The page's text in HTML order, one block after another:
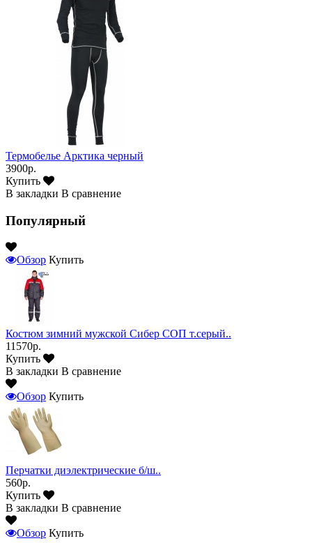
Термобелье Арктика черный
3900р.
Купить
В закладки В сравнение
Популярный
Обзор Купить
Костюм зимний мужской Сибер СОП т.серый..
11570р.
Купить
В закладки В сравнение
Обзор Купить
Перчатки диэлектрические б/ш..
560р.
Купить
В закладки В сравнение
Обзор Купить